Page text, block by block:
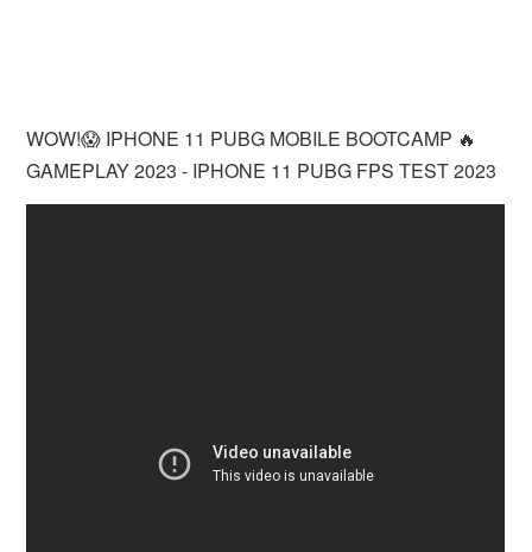
WOW!😱 IPHONE 11 PUBG MOBILE BOOTCAMP 🔥
GAMEPLAY 2023 - IPHONE 11 PUBG FPS TEST 2023